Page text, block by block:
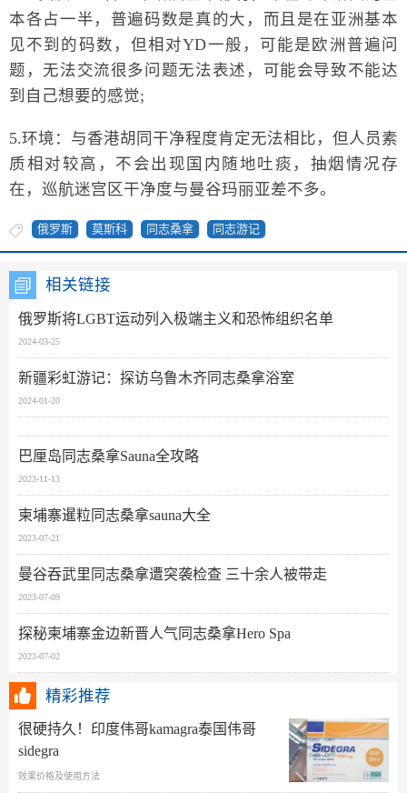
本各占一半，普遍码数是真的大，而且是在亚洲基本
见不到的码数，但相对YD一般，可能是欧洲普遍问
题，无法交流很多问题无法表述，可能会导致不能达
到自己想要的感觉;
5.环境：与香港胡同干净程度肯定无法相比，但人员素
质相对较高，不会出现国内随地吐痰，抽烟情况存
在，巡航迷宫区干净度与曼谷玛丽亚差不多。
俄罗斯 莫斯科 同志桑拿 同志游记
相关链接
俄罗斯将LGBT运动列入极端主义和恐怖组织名单
2024-03-25
新疆彩虹游记：探访乌鲁木齐同志桑拿浴室
2024-01-20
巴厘岛同志桑拿Sauna全攻略
2023-11-13
柬埔寨暹粒同志桑拿sauna大全
2023-07-21
曼谷吞武里同志桑拿遭突袭检查 三十余人被带走
2023-07-09
探秘柬埔寨金边新晋人气同志桑拿Hero Spa
2023-07-02
精彩推荐
很硬持久！印度伟哥kamagra泰国伟哥
sidegra
效果价格及使用方法